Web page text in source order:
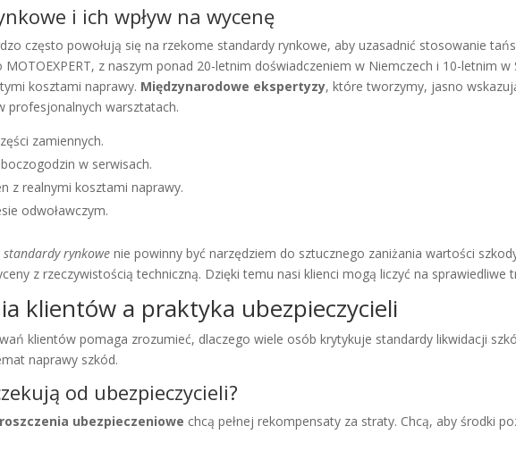
i ich wpływ na wycenę
często powołują się na rzekome standardy rynkowe, aby uzasadnić stosowanie
MOTOEXPERT, z naszym ponad 20-letnim doświadczeniem w Niemczech i 10-letnim
kosztami naprawy. Międzynarodowe ekspertyzy, które tworzymy, jasno
profesjonalnych warsztatach.
zamiennych.
w serwisach.
z realnymi kosztami naprawy.
odwoławczym.
standardy rynkowe nie powinny być narzędziem do sztucznego zaniżania wartości
z rzeczywistością techniczną. Dzięki temu nasi klienci mogą liczyć na sprawiedliwe
klientów a praktyka ubezpieczycieli
klientów pomaga zrozumieć, dlaczego wiele osób krytykuje standardy likwidacji
naprawy szkód.
od ubezpieczycieli?
roszczenia ubezpieczeniowe chcą pełnej rekompensaty za straty. Chcą, aby środki